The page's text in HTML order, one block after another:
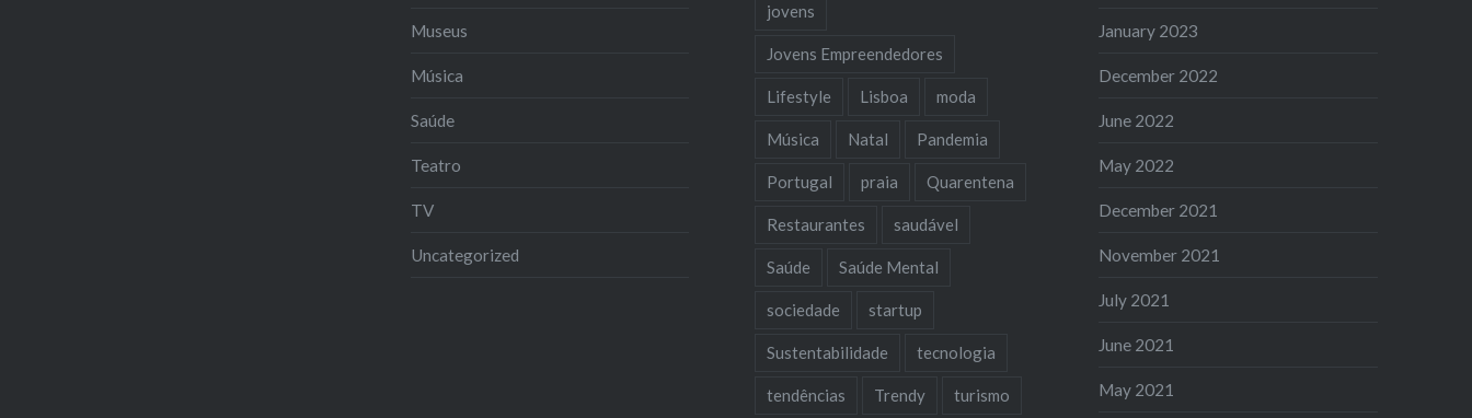
Museus
Música
Saúde
Teatro
TV
Uncategorized
jovens
Jovens Empreendedores
Lifestyle Lisboa moda
Música Natal Pandemia
Portugal praia Quarentena
Restaurantes saudável
Saúde Saúde Mental
sociedade startup
Sustentabilidade tecnologia
tendências Trendy turismo
January 2023
December 2022
June 2022
May 2022
December 2021
November 2021
July 2021
June 2021
May 2021